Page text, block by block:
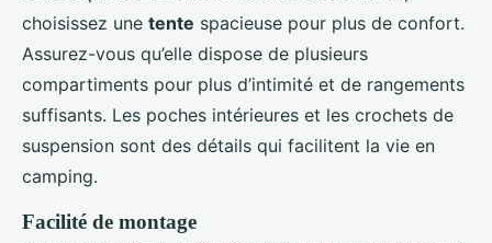
choisissez une tente spacieuse pour plus de confort.
Assurez-vous qu’elle dispose de plusieurs
compartiments pour plus d’intimité et de rangements
suffisants. Les poches intérieures et les crochets de
suspension sont des détails qui facilitent la vie en
camping.
Facilité de montage